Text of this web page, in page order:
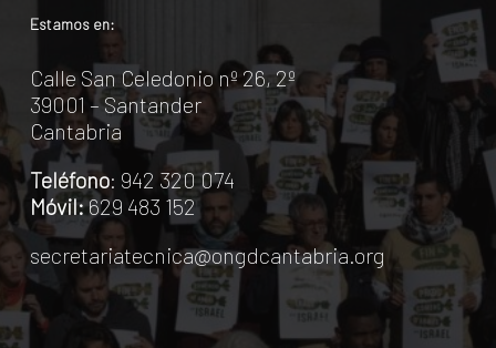
Estamos en:
Calle San Celedonio nº 26, 2º
39001 – Santander
Cantabria
Teléfono: 942 320 074
Móvil:629 483 152
secretariatecnica@ongdcantabria.org